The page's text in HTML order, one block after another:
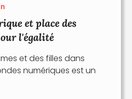
et place des
l'égalité
et des filles dans
numériques est un